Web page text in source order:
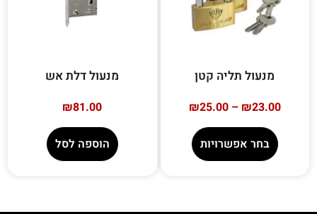
מנעול תליה קטן
₪23.00
–
₪25.00
בחר אפשרויות
מנעול דלת אש
₪81.00
הוספה לסל